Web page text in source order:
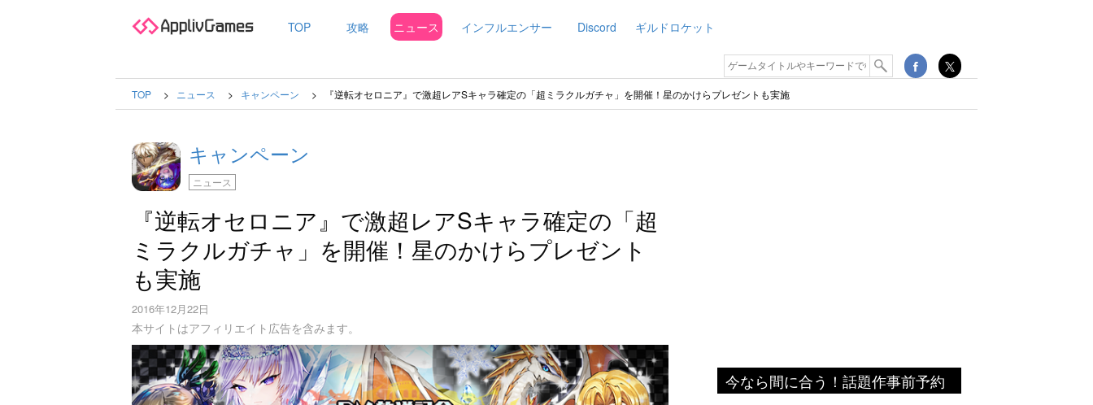
TOP 攻略 ニュース インフルエンサー Discord ギルドロケット
TOP ニュース キャンペーン 『逆転オセロニア』で激超レアSキャラ確定の「超ミラクルガチャ」を開催！星のかけらプレゼントも実施
キャンペーン
ニュース
『逆転オセロニア』で激超レアSキャラ確定の「超
ミラクルガチャ」を開催！星のかけらプレゼント
も実施
2016年12月22日
本サイトはアフィリエイト広告を含みます。
今なら間に合う！話題作事前予約